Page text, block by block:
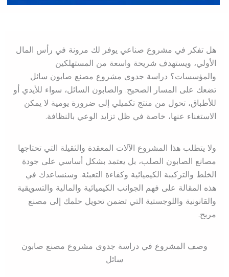
هل تفكر في مشروع صناعي يوفر لك مرونة في رأس المال
الأولي، ويستهدف شريحة واسعة من المستهلكين
والمؤسسات؟ دراسة جدوى مشروع مصنع صابون سائل
تضعك على المسار الصحيح. والصابون السائل، سواء للأيدي أو
للأطباق، تحول من منتج تكميلي إلى ضرورة يومية لا يمكن
الاستغناء عنها، خاصة في ظل تزايد الوعي بالنظافة.
ولا يتطلب هذا المشروع الآلات المعقدة والثقيلة التي تحتاجها
مصانع الصابون الصلب، بل يعتمد بشكل أساسي على جودة
الخلط والتركيبة الكيميائية وكفاءة التعبئة. وسنساعدك في
هذه المقالة على فهم الجوانب الكيميائية والمالية والتسويقية
والقانونية واللوجستية التي تضمن تحويل حلمك إلى مصنع
مربح.
وصف المشروع في دراسة جدوى مشروع مصنع صابون
سائل